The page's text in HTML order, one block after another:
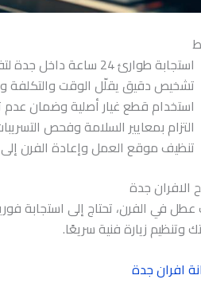
استجابة طوارئ 24 ساعة داخل جدة لتفادي توقف مطبخك.
تشخيص دقيق يقلّل الوقت والتكلفة
استخدام قطع غيار أصلية وضمان عدم
التزام بمعايير السلامة وفحص
تنظيف موقع العمل وإعادة الفرن
الافران جدة
في الفرن، تحتاج إلى استجابة
وتنظيم زيارة فنية سريعًا.
افران جدة